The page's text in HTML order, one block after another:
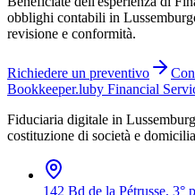
obblighi contabili in
revisione e conformità.
Richiedere un preventivo
Bookkeeper.luby Financial
Fiduciaria digitale in
costituzione di società e
142 Bd de la Pétrusse, 3°